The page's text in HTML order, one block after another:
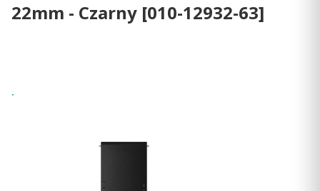
22mm - Czarny [010-12932-63]